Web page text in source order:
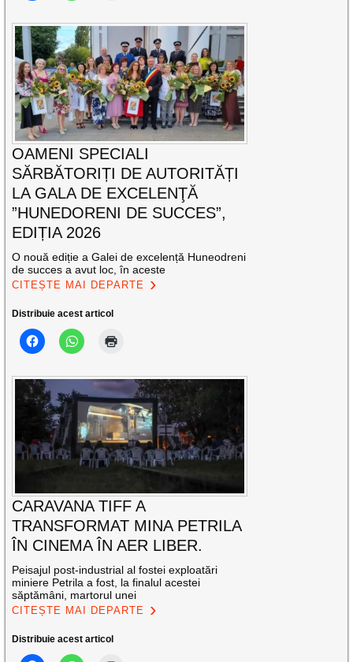
OAMENI SPECIALI
SĂRBĂTORIȚI DE AUTORITĂȚI
LA GALA DE EXCELENŢĂ
”HUNEDORENI DE SUCCES”,
EDIȚIA 2026
O nouă ediție a Galei de excelență Huneodreni
de succes a avut loc, în aceste
CITEȘTE MAI DEPARTE
Distribuie acest articol
CARAVANA TIFF A
TRANSFORMAT MINA PETRILA
ÎN CINEMA ÎN AER LIBER.
Peisajul post-industrial al fostei exploatări
miniere Petrila a fost, la finalul acestei
săptămâni, martorul unei
CITEȘTE MAI DEPARTE
Distribuie acest articol